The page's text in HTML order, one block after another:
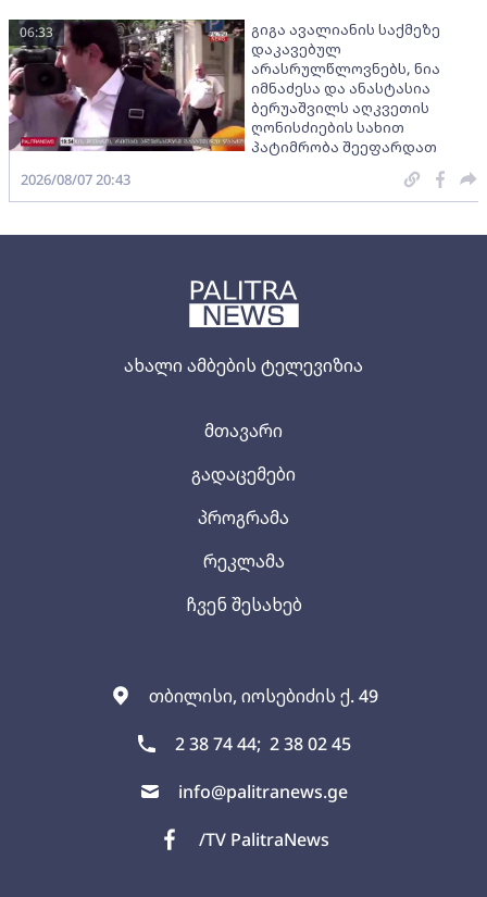
ახალი ამბების ტელევიზია
თბილისი, იოსებიძის ქ. 49
2 38 74 44; 2 38 02 45
info@palitranews.ge
/TV PalitraNews
მთავარი
გადაცემები
პროგრამა
რეკლამა
ჩვენ შესახებ
გიგა ავალიანის საქმეზე
დაკავებულ
არასრულწლოვნებს, ნია
იმნაძესა და ანასტასია
ბერუაშვილს აღკვეთის
ღონისძიების სახით
პატიმრობა შეეფარდათ
06:33
2026/08/07 20:43